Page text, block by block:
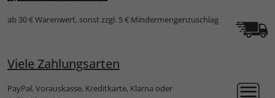
ab 30 € Warenwert, sonst zzgl. 5 € Mindermengenzuschlag
Viele Zahlungsarten
PayPal, Vorauskasse, Kreditkarte, Klarna oder